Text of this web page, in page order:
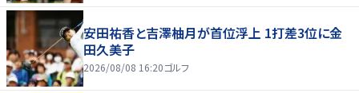
安田祐香と吉澤柚月が首位浮上 1打差3位に金
田久美子
2026/08/08 16:20ゴルフ